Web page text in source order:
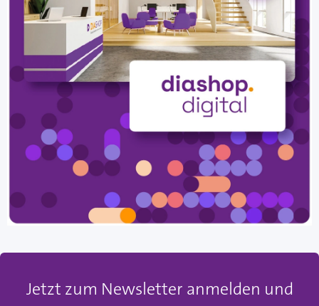
Jetzt zum Newsletter anmelden und